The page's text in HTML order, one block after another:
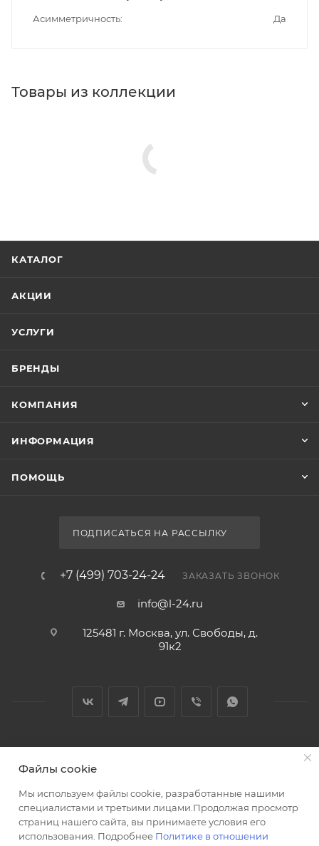
Асимметричность Да
Товары из коллекции
КАТАЛОГ
АКЦИИ
УСЛУГИ
БРЕНДЫ
КОМПАНИЯ
ИНФОРМАЦИЯ
ПОМОЩЬ
ПОДПИСАТЬСЯ НА РАССЫЛКУ
+7 (499) 703-24-24 ЗАКАЗАТЬ ЗВОНОК
info@l-24.ru
125481 г. Москва, ул. Свободы, д.
91к2
Разработка сайта
Файлы cookie
Мы используем файлы cookie, разработанные нашими
специалистами и третьими лицами.Продолжая просмотр
страниц нашего сайта, вы принимаете условия его
использования. Подробнее Политике в отношении